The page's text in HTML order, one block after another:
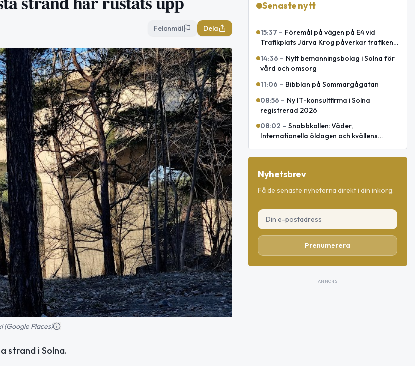
Felanmäl Dela
(Google Places)
strand i Solna.
Senaste nytt
15:37 – Föremål på vägen på E4 vid
Trafikplats Järva Krog påverkar trafiken
14:36 – Nytt bemanningsbolag i Solna för
vård och omsorg
11:06 – Bibblan på Sommargågatan
08:56 – Ny IT-konsultfirma i Solna
registrerad 2026
08:02 – Snabbkollen: Väder,
Internationella öldagen och kvällens
Nyhetsbrev
Få de senaste nyheterna direkt i din inkorg.
Prenumerera
ANNONS